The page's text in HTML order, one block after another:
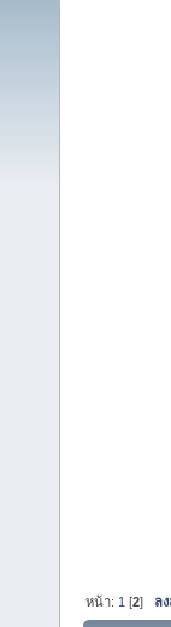
หน้า: 1 [2] ล